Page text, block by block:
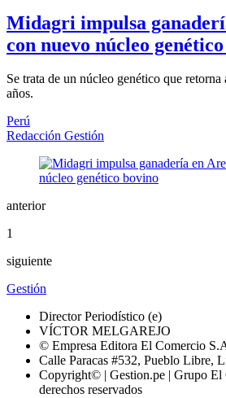
Midagri impulsa
con nuevo núcleo
Se trata de un núcleo genético que
años.
Perú
Redacción Gestión
anterior
1
siguiente
Gestión
Director Periodístico (e)
VÍCTOR MELGAREJO
© Empresa Editora El Comercio
Calle Paracas #532, Pueblo Libre,
Copyright© | Gestion.pe | Grupo El
derechos reservados